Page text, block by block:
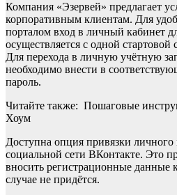
Компания «Эзервей» предлагает
корпоративным клиентам. Для
порталом вход в личный кабинет
осуществляется с одной
Для перехода в личную учётную
необходимо внести в
пароль.
Читайте также: Пошаговые
Хоум
Доступна опция привязки личного
социальной сети ВКонтакте. Это
вносить регистрационные данные
случае не придётся.